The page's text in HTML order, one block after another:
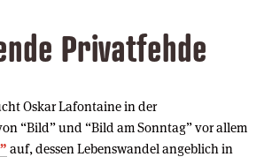
Privatfehde
Oskar Lafontaine in der
“Bild” und “Bild am Sonntag” vor allem
auf, dessen Lebenswandel angeblich in